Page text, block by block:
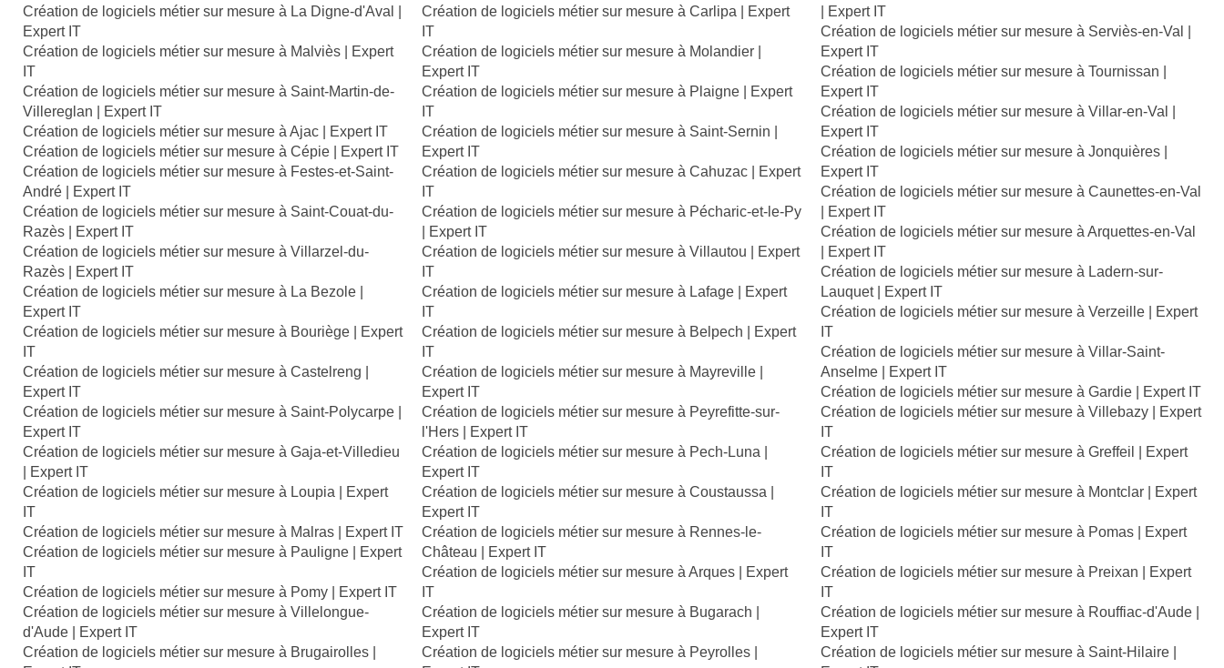
Création de logiciels métier sur mesure à La Digne-d'Aval |
Expert IT
Création de logiciels métier sur mesure à Malviès | Expert
IT
Création de logiciels métier sur mesure à Saint-Martin-de-
Villereglan | Expert IT
Création de logiciels métier sur mesure à Ajac | Expert IT
Création de logiciels métier sur mesure à Cépie | Expert IT
Création de logiciels métier sur mesure à Festes-et-Saint-
André | Expert IT
Création de logiciels métier sur mesure à Saint-Couat-du-
Razès | Expert IT
Création de logiciels métier sur mesure à Villarzel-du-
Razès | Expert IT
Création de logiciels métier sur mesure à La Bezole |
Expert IT
Création de logiciels métier sur mesure à Bouriège | Expert
IT
Création de logiciels métier sur mesure à Castelreng |
Expert IT
Création de logiciels métier sur mesure à Saint-Polycarpe |
Expert IT
Création de logiciels métier sur mesure à Gaja-et-Villedieu
| Expert IT
Création de logiciels métier sur mesure à Loupia | Expert
IT
Création de logiciels métier sur mesure à Malras | Expert IT
Création de logiciels métier sur mesure à Pauligne | Expert
IT
Création de logiciels métier sur mesure à Pomy | Expert IT
Création de logiciels métier sur mesure à Villelongue-
d'Aude | Expert IT
Création de logiciels métier sur mesure à Brugairolles |
Création de logiciels métier sur mesure à Carlipa | Expert
IT
Création de logiciels métier sur mesure à Molandier |
Expert IT
Création de logiciels métier sur mesure à Plaigne | Expert
IT
Création de logiciels métier sur mesure à Saint-Sernin |
Expert IT
Création de logiciels métier sur mesure à Cahuzac | Expert
IT
Création de logiciels métier sur mesure à Pécharic-et-le-Py
| Expert IT
Création de logiciels métier sur mesure à Villautou | Expert
IT
Création de logiciels métier sur mesure à Lafage | Expert
IT
Création de logiciels métier sur mesure à Belpech | Expert
IT
Création de logiciels métier sur mesure à Mayreville |
Expert IT
Création de logiciels métier sur mesure à Peyrefitte-sur-
l'Hers | Expert IT
Création de logiciels métier sur mesure à Pech-Luna |
Expert IT
Création de logiciels métier sur mesure à Coustaussa |
Expert IT
Création de logiciels métier sur mesure à Rennes-le-
Château | Expert IT
Création de logiciels métier sur mesure à Arques | Expert
IT
Création de logiciels métier sur mesure à Bugarach |
Expert IT
Création de logiciels métier sur mesure à Peyrolles |
| Expert IT
Création de logiciels métier sur mesure à Serviès-en-Val |
Expert IT
Création de logiciels métier sur mesure à Tournissan |
Expert IT
Création de logiciels métier sur mesure à Villar-en-Val |
Expert IT
Création de logiciels métier sur mesure à Jonquières |
Expert IT
Création de logiciels métier sur mesure à Caunettes-en-Val
| Expert IT
Création de logiciels métier sur mesure à Arquettes-en-Val
| Expert IT
Création de logiciels métier sur mesure à Ladern-sur-
Lauquet | Expert IT
Création de logiciels métier sur mesure à Verzeille | Expert
IT
Création de logiciels métier sur mesure à Villar-Saint-
Anselme | Expert IT
Création de logiciels métier sur mesure à Gardie | Expert IT
Création de logiciels métier sur mesure à Villebazy | Expert
IT
Création de logiciels métier sur mesure à Greffeil | Expert
IT
Création de logiciels métier sur mesure à Montclar | Expert
IT
Création de logiciels métier sur mesure à Pomas | Expert
IT
Création de logiciels métier sur mesure à Preixan | Expert
IT
Création de logiciels métier sur mesure à Rouffiac-d'Aude |
Expert IT
Création de logiciels métier sur mesure à Saint-Hilaire |